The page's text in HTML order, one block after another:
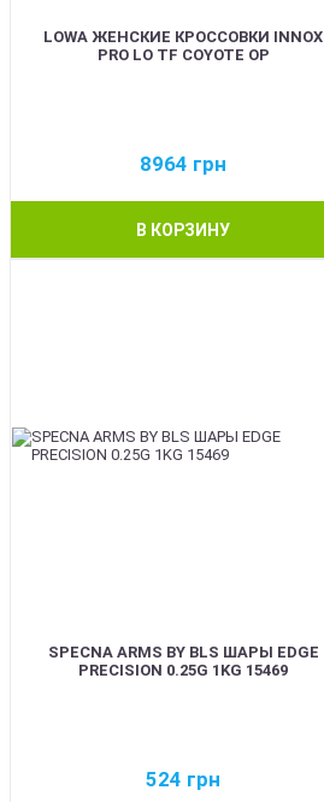
LOWA ЖЕНСКИЕ КРОССОВКИ INNOX
PRO LO TF COYOTE OP
8964 грн
В КОРЗИНУ
SPECNA ARMS BY BLS ШАРЫ EDGE
PRECISION 0.25G 1KG 15469
524 грн